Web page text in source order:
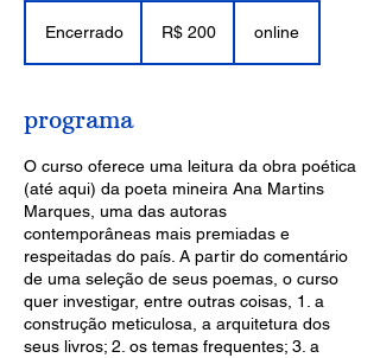
Encerrado
r
a
d
o
brasileiros
R$ 200 online
programa
O curso oferece uma leitura da obra poética
(até aqui) da poeta mineira Ana Martins
Marques, uma das autoras
contemporâneas mais premiadas e
respeitadas do país. A partir do comentário
de uma seleção de seus poemas, o curso
quer investigar, entre outras coisas, 1. a
construção meticulosa, a arquitetura dos
seus livros; 2. os temas frequentes; 3. a